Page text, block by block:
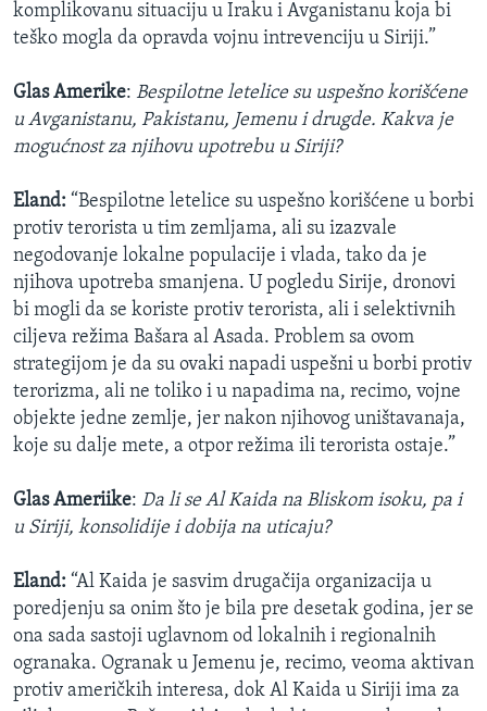
komplikovanu situaciju u Iraku i Avganistanu koja bi
teško mogla da opravda vojnu intrevenciju u Siriji.”
Glas Amerike: Bespilotne letelice su uspešno korišćene
u Avganistanu, Pakistanu, Jemenu i drugde. Kakva je
mogućnost za njihovu upotrebu u Siriji?
Eland: “Bespilotne letelice su uspešno korišćene u borbi
protiv terorista u tim zemljama, ali su izazvale
negodovanje lokalne populacije i vlada, tako da je
njihova upotreba smanjena. U pogledu Sirije, dronovi
bi mogli da se koriste protiv terorista, ali i selektivnih
ciljeva režima Bašara al Asada. Problem sa ovom
strategijom je da su ovaki napadi uspešni u borbi protiv
terorizma, ali ne toliko i u napadima na, recimo, vojne
objekte jedne zemlje, jer nakon njihovog uništavanaja,
koje su dalje mete, a otpor režima ili terorista ostaje.”
Glas Ameriike: Da li se Al Kaida na Bliskom isoku, pa i
u Siriji, konsolidije i dobija na uticaju?
Eland: “Al Kaida je sasvim drugačija organizacija u
poredjenju sa onim što je bila pre desetak godina, jer se
ona sada sastoji uglavnom od lokalnih i regionalnih
ogranaka. Ogranak u Jemenu je, recimo, veoma aktivan
protiv američkih interesa, dok Al Kaida u Siriji ima za